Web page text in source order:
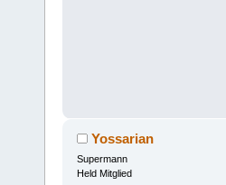
Yossarian
Supermann
Held Mitglied